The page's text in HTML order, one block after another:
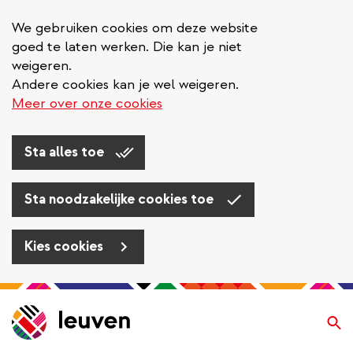
We gebruiken cookies om deze website
goed te laten werken. Die kan je niet
weigeren.
Andere cookies kan je wel weigeren.
Meer over onze cookies
Sta alles toe
Sta noodzakelijke cookies toe
Kies cookies
Overslaan
en
naar